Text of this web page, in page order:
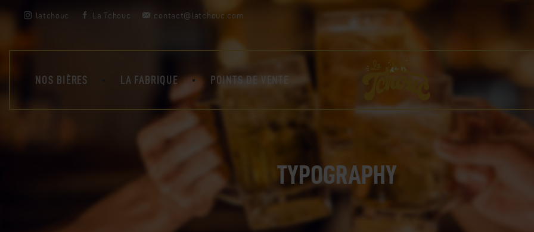
latchouc La Tchouc contact@latchouc.com
NOS BIÈRES LA FABRIQUE POINTS DE VENTE
TYPOGRAPHY
BOUTIQUE
CONTACT